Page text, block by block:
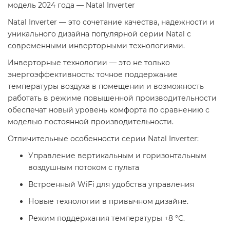
модель 2024 года — Natal Inverter
Natal Inverter — это сочетание качества, надежности и
уникального дизайна популярной серии Natal с
современными инверторными технологиями.
Инверторные технологии — это не только
энергоэффективность: точное поддержание
температуры воздуха в помещении и возможность
работать в режиме повышенной производительности
обеспечат новый уровень комфорта по сравнению с
моделью постоянной производительности.
Отличительные особенности серии Natal Inverter:
Управление вертикальным и горизон­тальным
воздушным потоком с пульта
Встроенный WiFi для удобства управления
Новые технологии в привычном дизайне.
Режим поддержания температуры +8 °С.